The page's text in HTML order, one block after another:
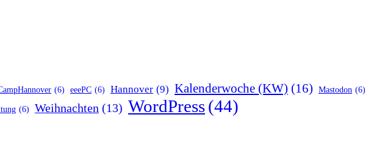
(6) eeePC (6) Hannover (9) Kalenderwoche (KW) (16) Mastodon (6)
(6) Weihnachten (13) WordPress(44)